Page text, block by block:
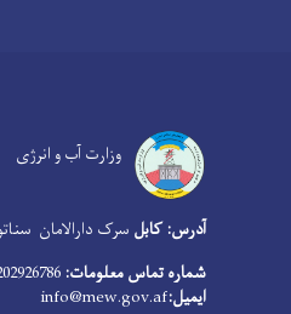
وزارت آب و انرژی
آدرس: کابل سرک دارالامان
شماره تماس معلومات:
ایمیل:info@mew.gov.af